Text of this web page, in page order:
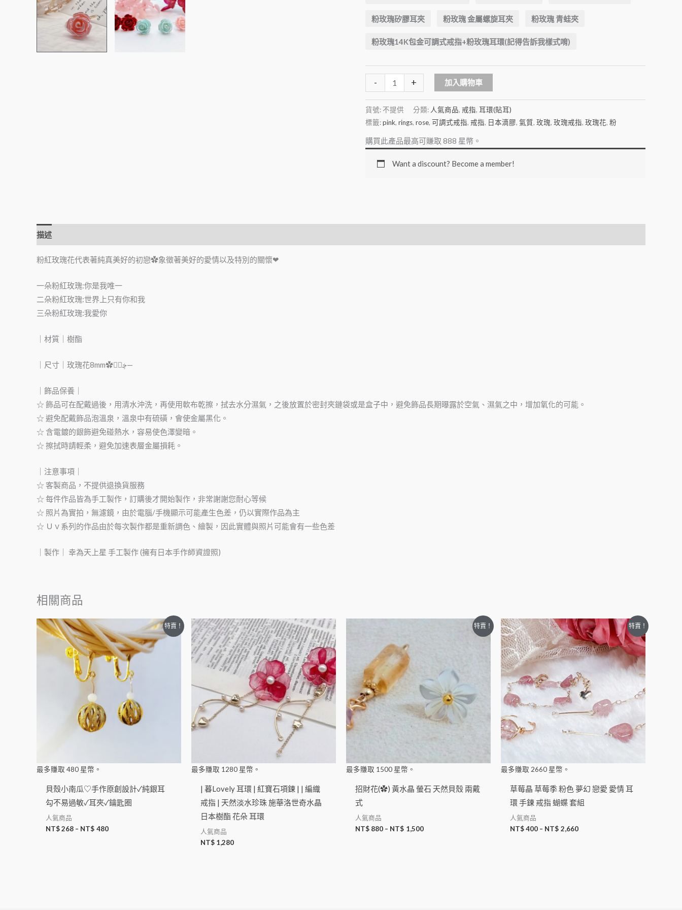
粉玫瑰矽膠耳夾 粉玫瑰 金屬螺旋耳夾 粉玫瑰 青蛙夾
粉玫瑰14K包金可調式戒指+粉玫瑰耳環(記得告訴我樣式唷)
- + 加入購物車
貨號: 不提供 分類: 人氣商品, 戒指, 耳環(貼耳)
標籤:pink, rings, rose, 可調式戒指, 戒指, 日本滴膠, 氣質, 玫瑰, 玫瑰戒指, 玫瑰花, 粉
購買此產品最高可賺取 888 星幣。
Want a discount? Become a member!
描述
粉紅玫瑰花代表著純真美好的初戀✿象徵著美好的愛情以及特別的關懷❤
一朵粉紅玫瑰:你是我唯一
二朵粉紅玫瑰:世界上只有你和我
三朵粉紅玫瑰:我愛你
｜材質｜樹酯
｜尺寸｜玫瑰花8mm✿ڿڰۣ—
｜飾品保養｜
☆ 飾品可在配戴過後，用清水沖洗，再使用軟布乾擦，拭去水分濕氣，之後放置於密封夾鏈袋或是盒子中，避免飾品長期曝露於空氣、濕氣之中，增加氧化的可能。
☆ 避免配戴飾品泡溫泉，溫泉中有硫磺，會使金屬黑化。
☆ 含電鍍的銀飾避免碰熱水，容易使色澤變暗。
☆ 擦拭時請輕柔，避免加速表層金屬損耗。
｜注意事項｜
☆ 客製商品，不提供退換貨服務
☆ 每件作品皆為手工製作，訂購後才開始製作，非常謝謝您耐心等候
☆ 照片為實拍，無濾鏡，由於電腦/手機顯示可能產生色差，仍以實際作品為主
☆ Ｕｖ系列的作品由於每次製作都是重新調色、繪製，因此實體與照片可能會有一些色差
｜製作｜ 幸為天上星 手工製作 (擁有日本手作師資證照)
相關商品
特賣！
最多賺取 480 星幣。
貝殼小南瓜♡手作原創設計✓純銀耳
勾不易過敏✓耳夾✓鑰匙圈
人氣商品
NT$ 268 – NT$ 480
最多賺取 1280 星幣。
| 暮Lovely 耳環 | 紅寶石項鍊 | | 編織
戒指 | 天然淡水珍珠 施華洛世奇水晶
日本樹酯 花朵 耳環
人氣商品
NT$ 1,280
特賣！
最多賺取 1500 星幣。
招財花(✿) 黃水晶 螢石 天然貝殼 兩戴
式
人氣商品
NT$ 880 – NT$ 1,500
特賣！
最多賺取 2660 星幣。
草莓晶 草莓季 粉色 夢幻 戀愛 愛情 耳
環 手鍊 戒指 蝴蝶 套組
人氣商品
NT$ 400 – NT$ 2,660